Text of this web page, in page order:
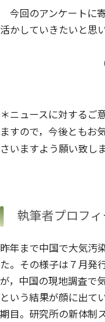
今回のアンケートに
活かしていきたいと思い
＊ニュースに対するご
ますので，今後ともお
さいますよう願い致しま
執筆者プロフィ
昨年まで中国で大気汚
た。その様子は７月発
が，中国の現地調査で
という結果が顔に出て
期目。研究所の新体制